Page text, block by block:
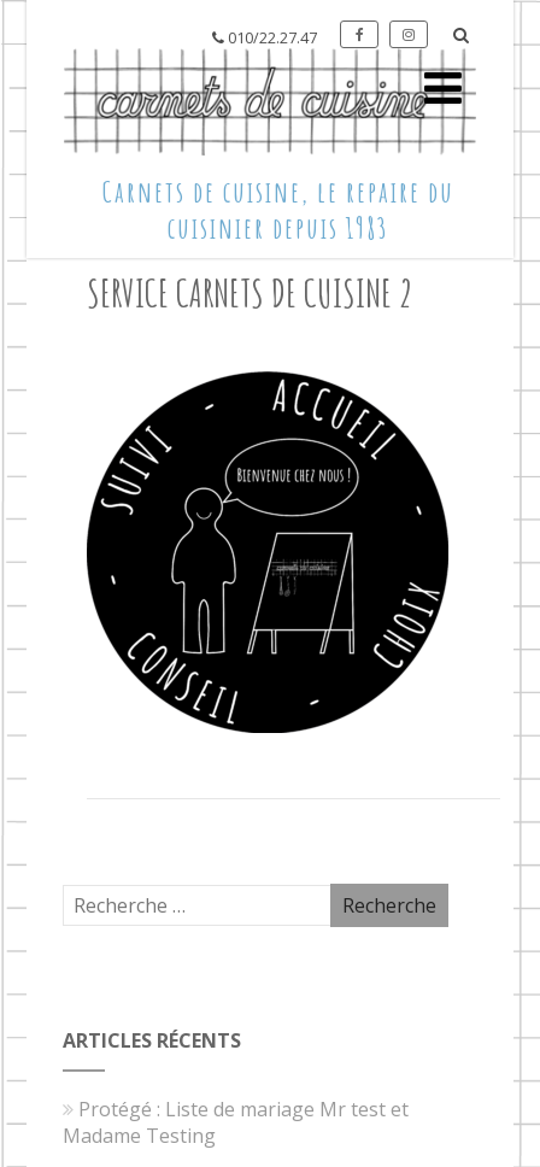
010/22.27.47
Carnets de cuisine, le repaire du
cuisinier depuis 1983
SERVICE CARNETS DE CUISINE 2
ARTICLES RÉCENTS
Protégé : Liste de mariage Mr test et
Madame Testing